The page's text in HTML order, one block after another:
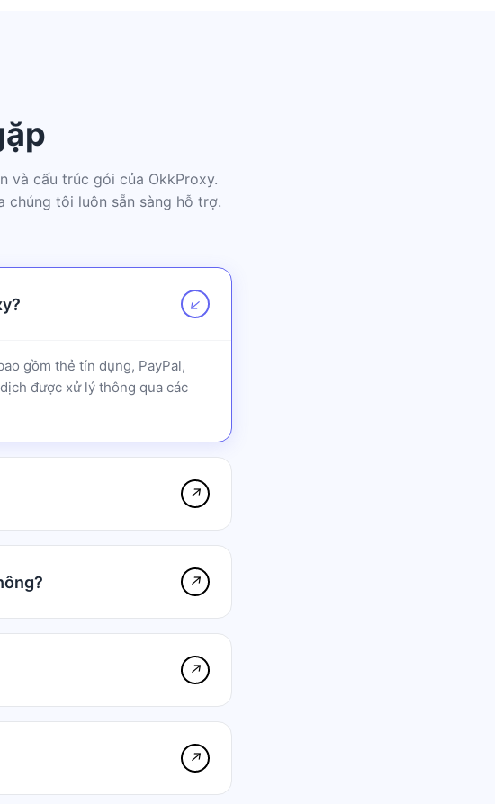
và cấu trúc gói của OkkProxy.
tôi luôn sẵn sàng hỗ trợ.
↗
gồm thẻ tín dụng, PayPal,
được xử lý thông qua các
↗
↗
↗
↗